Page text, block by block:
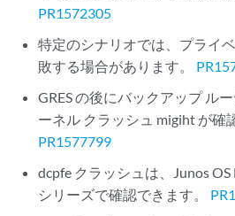
PR1572305
特定のシナリオでは、プライ
敗する場合があります。
GRES の後にバックアップ ル
ーネル クラッシュ migiht が確
PR1577799
dcpfe クラッシュは、Junos
シリーズで確認できます。